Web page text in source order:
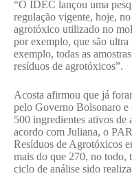
“O IDEC lançou uma
regulação vigente, hoje,
agrotóxico utilizado no
por exemplo, que são
exemplo, todas as
resíduos de agrotóxicos”.
Acosta afirmou que já
pelo Governo Bolsonaro e
500 ingredientes ativos de
acordo com Juliana, o
Resíduos de Agrotóxicos
mais do que 270, no todo,
ciclo de análise sido